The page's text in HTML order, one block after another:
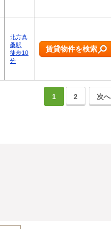
北方真
桑駅
徒歩10
分
賃貸物件を検索
1 2 次へ